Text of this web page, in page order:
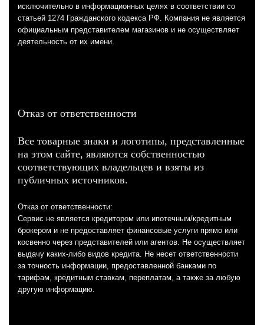
исключительно в информационных целях в соответствии со
статьей 1274 Гражданского кодекса РФ. Компания не является
официальным представителем магазинов и не осуществляет
деятельность от их имени.
Отказ от ответственности
Все товарные знаки и логотипы, представленные
на этом сайте, являются собственностью
соответствующих владельцев и взяты из
публичных источников.
Отказ от ответственности:
Сервис не является кредитором или ипотечным/кредитным
брокером и не предоставляет финансовые услуги прямо или
косвенно через представителей или агентов. Не осуществляет
выдачу каких-либо видов кредита. Не несет ответственности
за точность информации, предоставленной банками по
тарифам, кредитным ставкам, переплатам, а также за любую
другую информацию.